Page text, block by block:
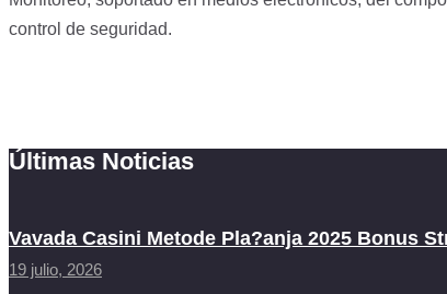
control de seguridad.
Últimas Noticias
Vavada Casini Metode Pla?anja 2025 Bonus
19 julio, 2026